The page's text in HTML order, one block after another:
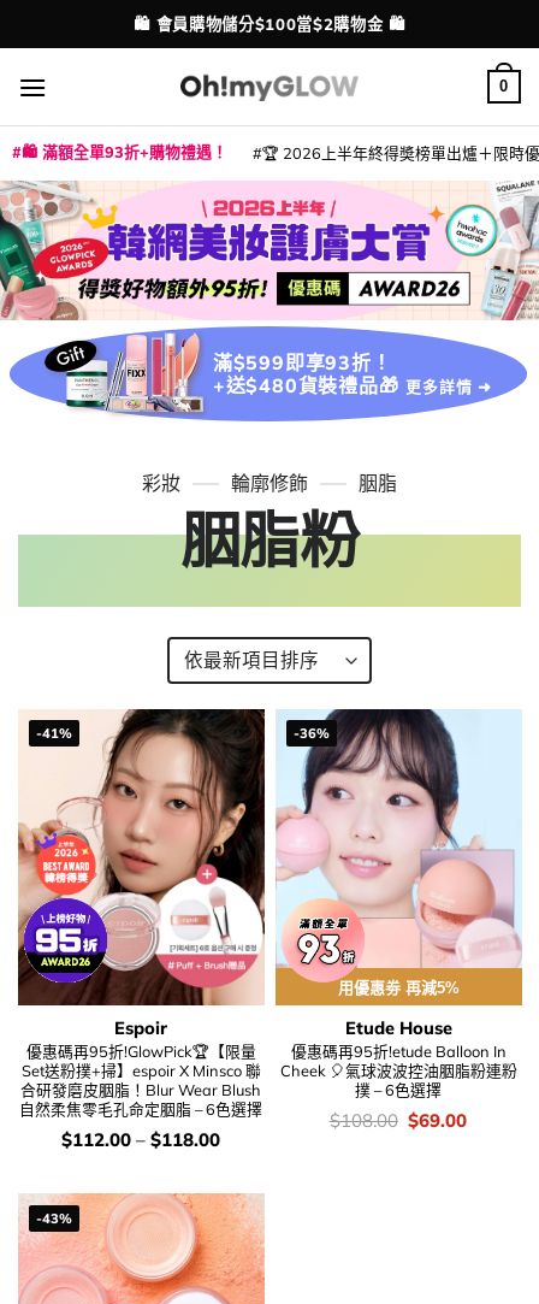
to
content
配送港澳
🛍️ 會員購物儲分$100當$2購物金 🛍️
0
🛍️ 滿額全單93折+購物禮遇！ 🏆 2026上半年終得奬榜單出爐＋限時
滿$599即享93折！
+送$480貨裝禮品🎁 更多詳情 ➜
彩妝 輪廓修飾 胭脂
胭脂粉
-41%
Espoir
優惠碼再95折!GlowPick🏆【限量
Set送粉撲+掃】espoir X Minsco 聯
合研發磨皮胭脂！Blur Wear Blush
自然柔焦零毛孔命定胭脂 – 6色選擇
價
錢：
$112.00 – $118.00
-36%
用優惠劵 再減5%
Etude House
優惠碼再95折!etude Balloon In
Cheek 🎈氣球波波控油胭脂粉連粉
撲 – 6色選擇
價
錢：
$108.00 Original
price
$69.00Current
-43%